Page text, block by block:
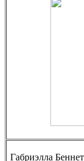
Габриэлла